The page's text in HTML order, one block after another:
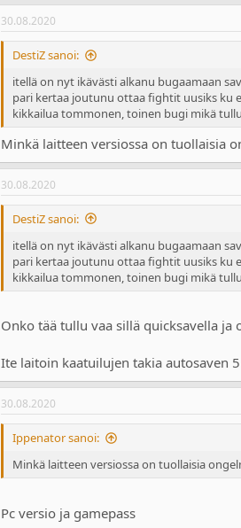
30.08.2020
DestiZ sanoi:
itellä on nyt ikävästi alkanu bugaamaan
pari kertaa joutunu ottaa fightit uusiks ku
kikkailua tommonen, toinen bugi mikä
Minkä laitteen versiossa on tuollaisia
30.08.2020
DestiZ sanoi:
itellä on nyt ikävästi alkanu bugaamaan
pari kertaa joutunu ottaa fightit uusiks ku
kikkailua tommonen, toinen bugi mikä
Onko tää tullu vaa sillä quicksavella ja
Ite laitoin kaatuilujen takia autosaven
30.08.2020
Ippenator sanoi:
Minkä laitteen versiossa on tuollaisia
Pc versio ja gamepass